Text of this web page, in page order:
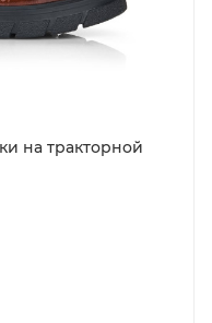
на тракторной